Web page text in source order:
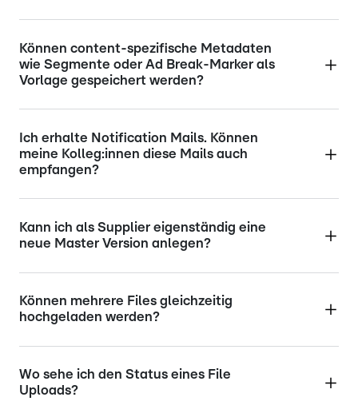
Können content-spezifische Metadaten
wie Segmente oder Ad Break-Marker als
Vorlage gespeichert werden?
Ich erhalte Notification Mails. Können
meine Kolleg:innen diese Mails auch
empfangen?
Kann ich als Supplier eigenständig eine
neue Master Version anlegen?
Können mehrere Files gleichzeitig
hochgeladen werden?
Wo sehe ich den Status eines File
Uploads?